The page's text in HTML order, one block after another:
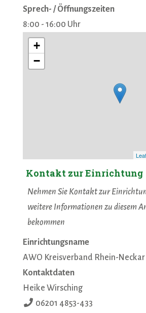
Sprech- / Öffnungszeiten
8:00 - 16:00 Uhr
+
−
Kontakt zur Einrichtung
Nehmen Sie Kontakt zur
weitere Informationen zu diesem
bekommen
Einrichtungsname
AWO Kreisverband Rhein-Neckar
Kontaktdaten
Heike Wirsching
06201 4853-433